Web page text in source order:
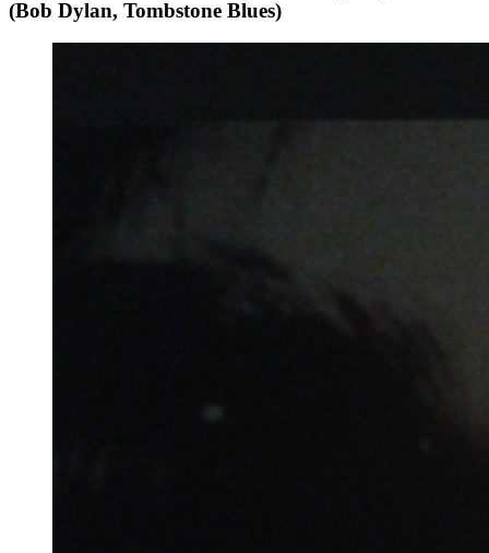
(Bob Dylan, Tombstone Blues)